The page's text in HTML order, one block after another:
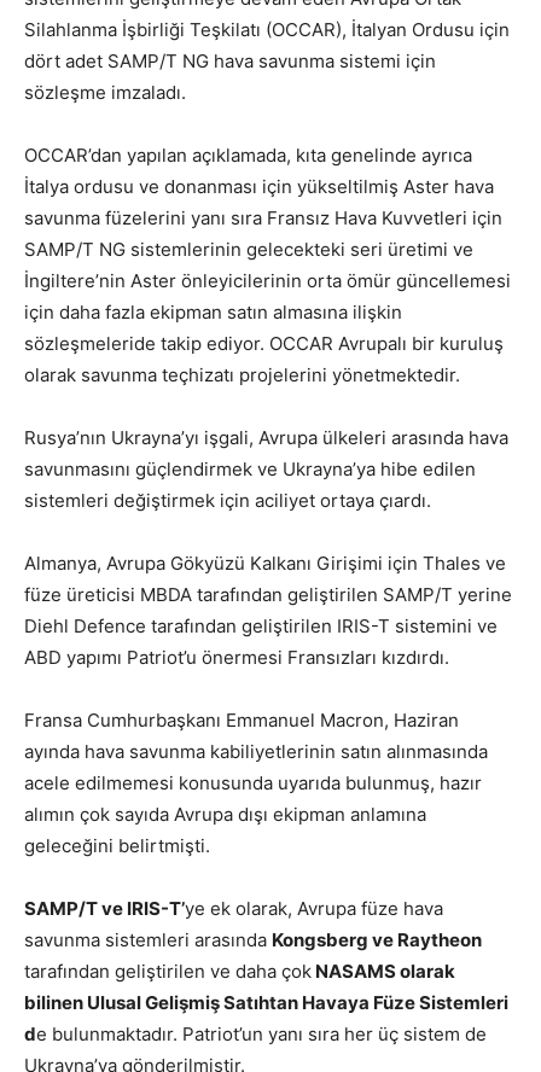
Silahlanma İşbirliği Teşkilatı (OCCAR), İtalyan Ordusu için
dört adet SAMP/T NG hava savunma sistemi için
sözleşme imzaladı.
OCCAR’dan yapılan açıklamada, kıta genelinde ayrıca
İtalya ordusu ve donanması için yükseltilmiş Aster hava
savunma füzelerini yanı sıra Fransız Hava Kuvvetleri için
SAMP/T NG sistemlerinin gelecekteki seri üretimi ve
İngiltere’nin Aster önleyicilerinin orta ömür güncellemesi
için daha fazla ekipman satın almasına ilişkin
sözleşmeleride takip ediyor. OCCAR Avrupalı bir kuruluş
olarak savunma teçhizatı projelerini yönetmektedir.
Rusya’nın Ukrayna’yı işgali, Avrupa ülkeleri arasında hava
savunmasını güçlendirmek ve Ukrayna’ya hibe edilen
sistemleri değiştirmek için aciliyet ortaya çıardı.
Almanya, Avrupa Gökyüzü Kalkanı Girişimi için Thales ve
füze üreticisi MBDA tarafından geliştirilen SAMP/T yerine
Diehl Defence tarafından geliştirilen IRIS-T sistemini ve
ABD yapımı Patriot’u önermesi Fransızları kızdırdı.
Fransa Cumhurbaşkanı Emmanuel Macron, Haziran
ayında hava savunma kabiliyetlerinin satın alınmasında
acele edilmemesi konusunda uyarıda bulunmuş, hazır
alımın çok sayıda Avrupa dışı ekipman anlamına
geleceğini belirtmişti.
SAMP/T ve IRIS-T’ye ek olarak, Avrupa füze hava
savunma sistemleri arasında Kongsberg ve Raytheon
tarafından geliştirilen ve daha çok NASAMS olarak
bilinen Ulusal Gelişmiş Satıhtan Havaya Füze Sistemleri
de bulunmaktadır. Patriot’un yanı sıra her üç sistem de
Ukrayna’ya gönderilmiştir.